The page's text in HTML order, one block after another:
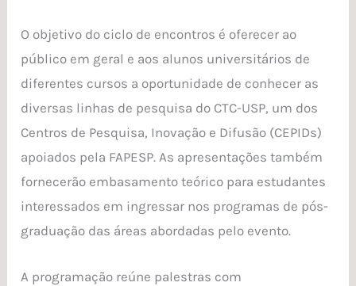
O objetivo do ciclo de encontros é oferecer ao
público em geral e aos alunos universitários de
diferentes cursos a oportunidade de conhecer as
diversas linhas de pesquisa do CTC-USP, um dos
Centros de Pesquisa, Inovação e Difusão (CEPIDs)
apoiados pela FAPESP. As apresentações também
fornecerão embasamento teórico para estudantes
interessados em ingressar nos programas de pós-
graduação das áreas abordadas pelo evento.
A programação reúne palestras com